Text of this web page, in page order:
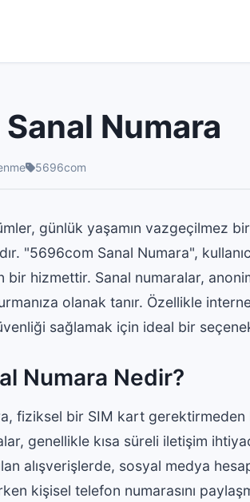
Numara
5696com
günlük yaşamın vazgeçilmez
"5696com Sanal Numara",
bir hizmettir. Sanal numaralar,
olanak tanır. Özellikle
sağlamak için ideal bir
Numara Nedir?
fiziksel bir SIM kart gerektirmeden
genellikle kısa süreli iletişim
alışverişlerde, sosyal medya
kişisel telefon numarasını